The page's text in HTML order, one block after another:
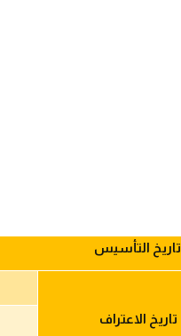
تاريخ التأسيس
تاريخ الاعتراف